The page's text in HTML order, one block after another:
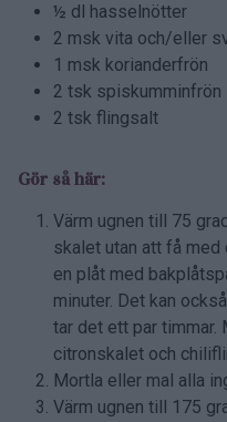
½ dl hasselnötter
2 msk vita och/eller
1 msk korianderfrön
2 tsk spiskumminfrön
2 tsk flingsalt
Gör så här:
Värm ugnen till 75
skalet utan att få
en plåt med
minuter. Det kan
tar det ett par timmar.
citronskalet och
Mortla eller mal alla
Värm ugnen till 175